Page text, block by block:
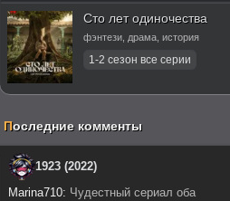
Сто лет одиночества
фэнтези, драма, история
Последние комменты
1923 (2022)
Marina710: Чудестный сериал оба